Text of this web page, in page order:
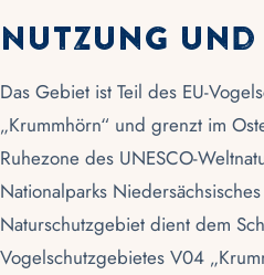
Nutzung
Das Gebiet ist Teil des EU-
„Krummhörn“ und grenzt im
Ruhezone des UNESCO-
Nationalparks
Naturschutzgebiet dient dem
Vogelschutzgebietes V04